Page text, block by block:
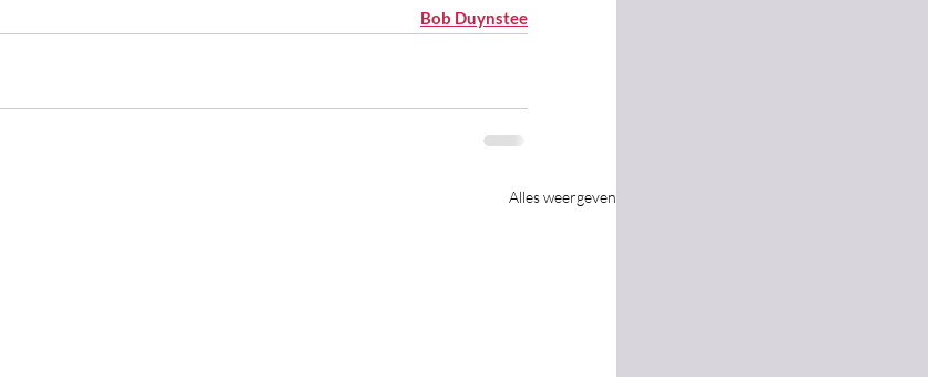
Bob Duynstee
Alles weergeven